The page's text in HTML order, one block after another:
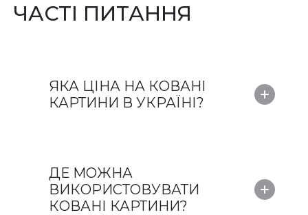
ЧАСТІ ПИТАННЯ
ЯКА ЦІНА НА КОВАНІ
КАРТИНИ В УКРАЇНІ?
ДЕ МОЖНА
ВИКОРИСТОВУВАТИ
КОВАНІ КАРТИНИ?